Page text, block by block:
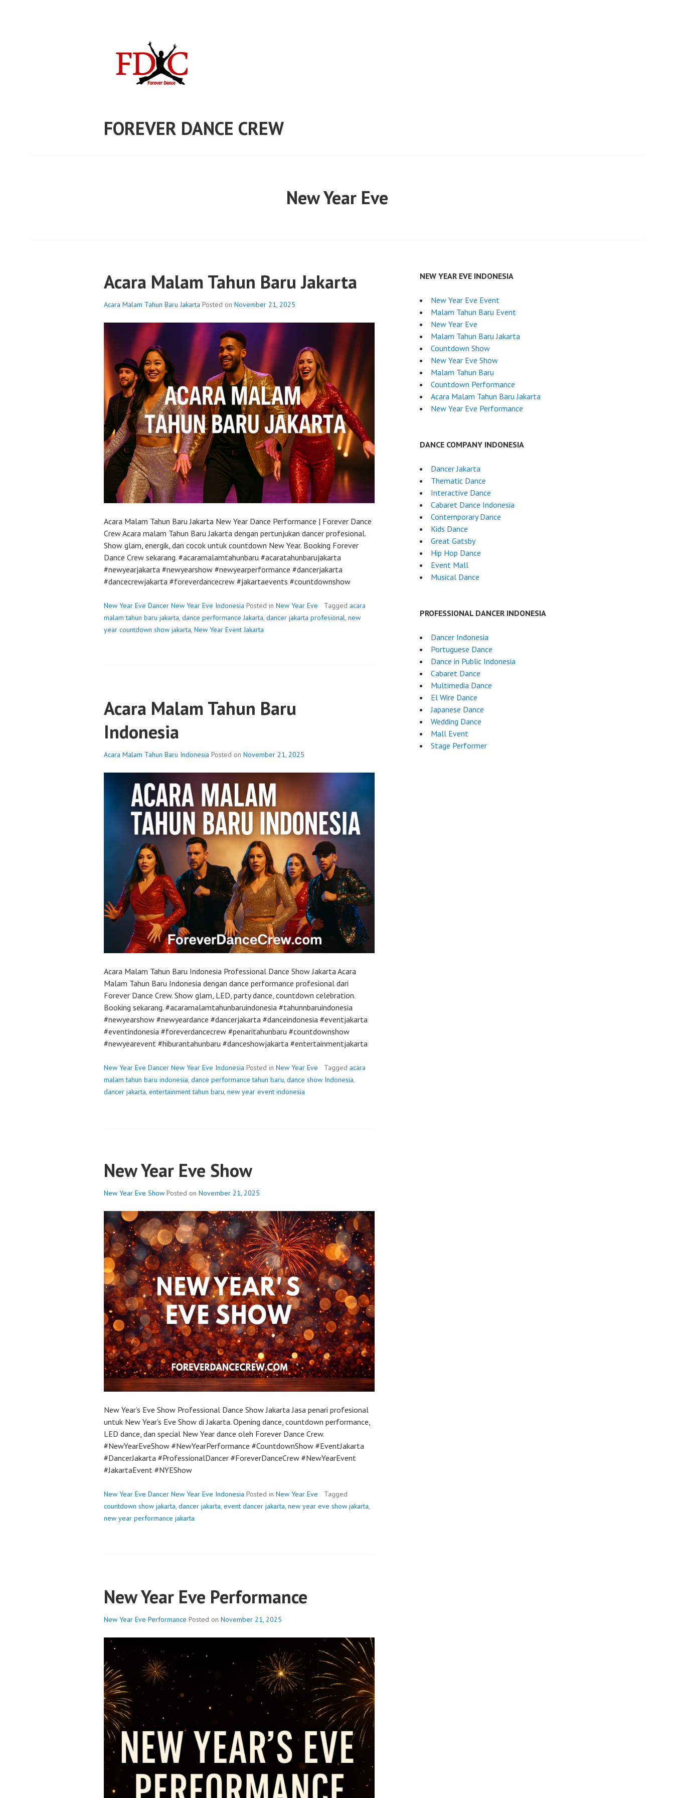
FOREVER DANCE CREW
New Year Eve
Acara Malam Tahun Baru Jakarta
Acara Malam Tahun Baru Jakarta Posted on November 21, 2025
Acara Malam Tahun Baru Jakarta New Year Dance Performance | Forever Dance
Crew Acara malam Tahun Baru Jakarta dengan pertunjukan dancer profesional.
Show glam, energik, dan cocok untuk countdown New Year. Booking Forever
Dance Crew sekarang. #acaramalamtahunbaru #acaratahunbarujakarta
#newyearjakarta #newyearshow #newyearperformance #dancerjakarta
#dancecrewjakarta #foreverdancecrew #jakartaevents #countdownshow
New Year Eve Dancer New Year Eve Indonesia Posted in New Year Eve Tagged acara
malam tahun baru jakarta, dance performance Jakarta, dancer jakarta profesional, new
year countdown show jakarta, New Year Event Jakarta
Acara Malam Tahun Baru
Indonesia
Acara Malam Tahun Baru Indonesia Posted on November 21, 2025
Acara Malam Tahun Baru Indonesia Professional Dance Show Jakarta Acara
Malam Tahun Baru Indonesia dengan dance performance profesional dari
Forever Dance Crew. Show glam, LED, party dance, countdown celebration.
Booking sekarang. #acaramalamtahunbaruindonesia #tahunnbaruindonesia
#newyearshow #newyeardance #dancerjakarta #danceindonesia #eventjakarta
#eventindonesia #foreverdancecrew #penaritahunbaru #countdownshow
#newyearevent #hiburantahunbaru #danceshowjakarta #entertainmentjakarta
New Year Eve Dancer New Year Eve Indonesia Posted in New Year Eve Tagged acara
malam tahun baru indonesia, dance performance tahun baru, dance show Indonesia,
dancer jakarta, entertainment tahun baru, new year event indonesia
New Year Eve Show
New Year Eve Show Posted on November 21, 2025
New Year’s Eve Show Professional Dance Show Jakarta Jasa penari profesional
untuk New Year’s Eve Show di Jakarta. Opening dance, countdown performance,
LED dance, dan special New Year dance oleh Forever Dance Crew.
#NewYearEveShow #NewYearPerformance #CountdownShow #EventJakarta
#DancerJakarta #ProfessionalDancer #ForeverDanceCrew #NewYearEvent
#JakartaEvent #NYEShow
New Year Eve Dancer New Year Eve Indonesia Posted in New Year Eve
Tagged
countdown show jakarta, dancer jakarta, event dancer jakarta, new year eve show jakarta,
new year performance jakarta
New Year Eve Performance
New Year Eve Performance Posted on November 21, 2025
NEW YEAR EVE INDONESIA
New Year Eve Event
Malam Tahun Baru Event
New Year Eve
Malam Tahun Baru Jakarta
Countdown Show
New Year Eve Show
Malam Tahun Baru
Countdown Performance
Acara Malam Tahun Baru Jakarta
New Year Eve Performance
DANCE COMPANY INDONESIA
Dancer Jakarta
Thematic Dance
Interactive Dance
Cabaret Dance Indonesia
Contemporary Dance
Kids Dance
Great Gatsby
Hip Hop Dance
Event Mall
Musical Dance
PROFESSIONAL DANCER INDONESIA
Dancer Indonesia
Portuguese Dance
Dance in Public Indonesia
Cabaret Dance
Multimedia Dance
El Wire Dance
Japanese Dance
Wedding Dance
Mall Event
Stage Performer